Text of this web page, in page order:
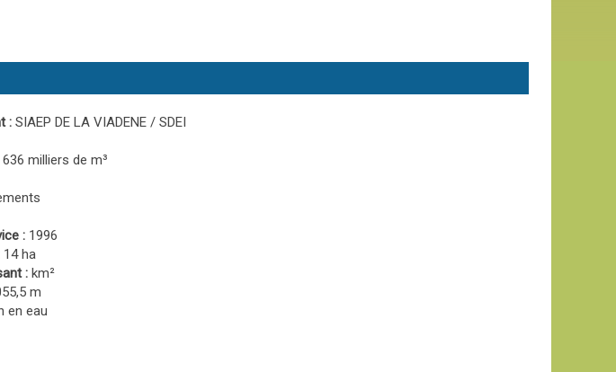
: SIAEP DE LA VIADENE / SDEI
636 milliers de m³
: 1996
14 ha
: km²
m
en eau